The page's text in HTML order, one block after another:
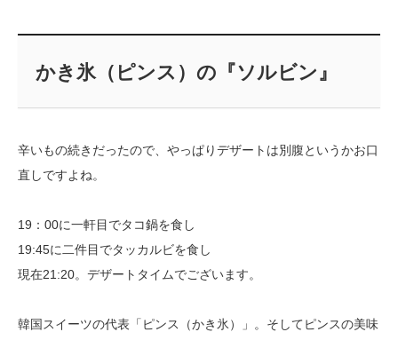
かき氷（ピンス）の『ソルビン』
辛いもの続きだったので、やっぱりデザートは別腹というかお口
直しですよね。
19：00に一軒目でタコ鍋を食し
19:45に二件目でタッカルビを食し
現在21:20。デザートタイムでございます。
韓国スイーツの代表「ピンス（かき氷）」。そしてピンスの美味